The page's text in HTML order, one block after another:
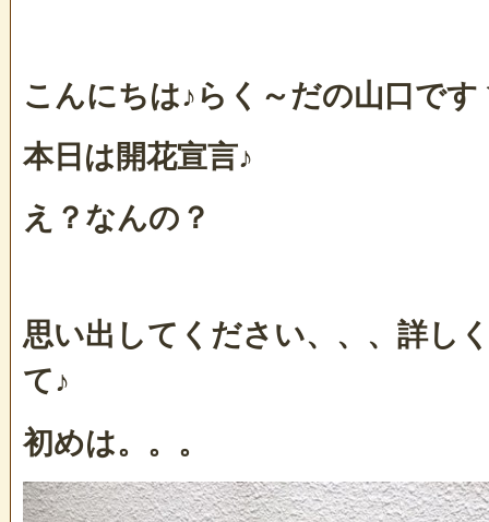
こんにちは♪らく～だの山口で
本日は開花宣言♪
え？なんの？
思い出してください、、、詳し
て♪
初めは。。。